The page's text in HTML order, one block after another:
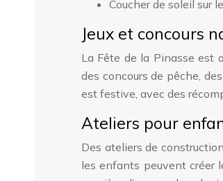
Coucher de soleil sur
Jeux et concours
La Fête de la Pinasse est
des concours de pêche,
est festive, avec des
Ateliers pour
Des ateliers de
les enfants peuvent créer